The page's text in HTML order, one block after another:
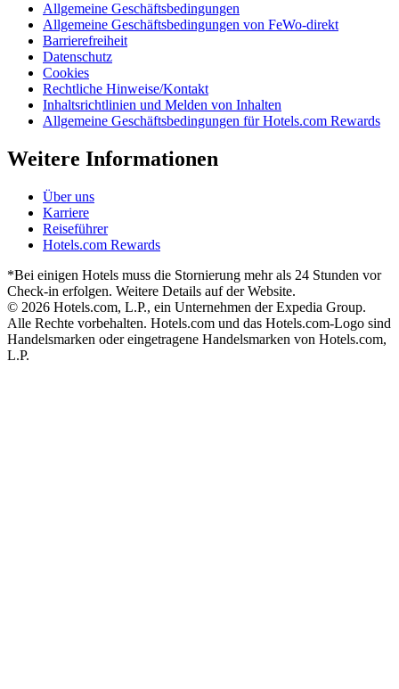
Allgemeine Geschäftsbedingungen
Allgemeine Geschäftsbedingungen von FeWo-direkt
Barrierefreiheit
Datenschutz
Cookies
Rechtliche Hinweise/Kontakt
Inhaltsrichtlinien und Melden von Inhalten
Allgemeine Geschäftsbedingungen für Hotels.com Rewards
Weitere Informationen
Über uns
Karriere
Reiseführer
Hotels.com Rewards
*Bei einigen Hotels muss die Stornierung mehr als 24 Stunden vor
Check-in erfolgen. Weitere Details auf der Website.
© 2026 Hotels.com, L.P., ein Unternehmen der Expedia Group.
Alle Rechte vorbehalten. Hotels.com und das Hotels.com-Logo sind
Handelsmarken oder eingetragene Handelsmarken von Hotels.com,
L.P.